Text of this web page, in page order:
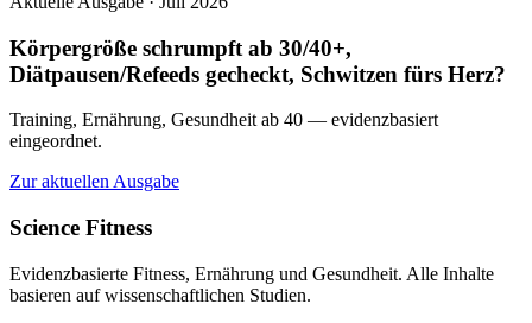
Körpergröße schrumpft ab 30/40+,
Diätpausen/Refeeds gecheckt, Schwitzen fürs Herz?
Training, Ernährung, Gesundheit ab 40 — evidenzbasiert
eingeordnet.
Zur aktuellen Ausgabe
Science Fitness
Evidenzbasierte Fitness, Ernährung und Gesundheit. Alle Inhalte
basieren auf wissenschaftlichen Studien.